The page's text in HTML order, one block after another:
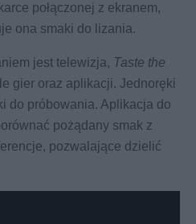
połączonej z ekranem,
ona smaki do lizania.
jest telewizja, Taste the
gier oraz aplikacji. Jednoręki
do próbowania. Aplikacja do
pożądany smak z
pozwalające dzielić